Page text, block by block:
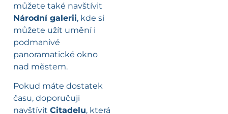
můžete také navštívit
Národní galerii, kde si
můžete užít umění i
podmanivé
panoramatické okno
nad městem.
Pokud máte dostatek
času, doporučuji
navštívit Citadelu, která